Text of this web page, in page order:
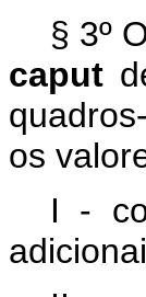
§ 3º
caput
os
I -